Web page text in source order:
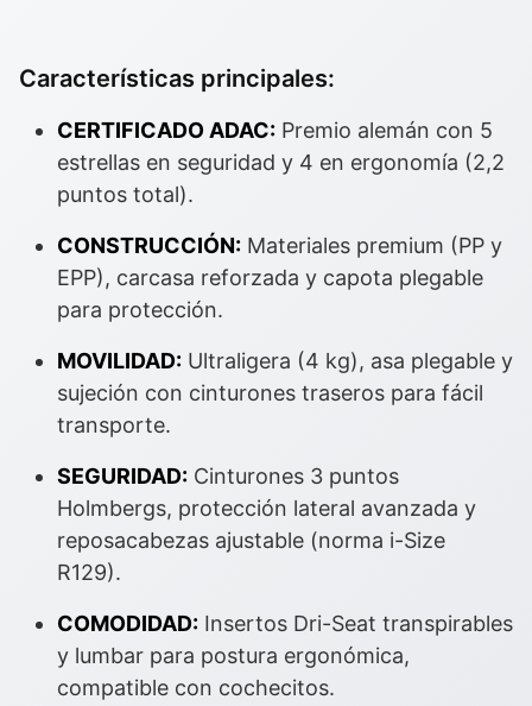
Características principales:
CERTIFICADO ADAC: Premio alemán con 5
estrellas en seguridad y 4 en ergonomía (2,2
puntos total).
CONSTRUCCIÓN: Materiales premium (PP y
EPP), carcasa reforzada y capota plegable
para protección.
MOVILIDAD: Ultraligera (4 kg), asa plegable y
sujeción con cinturones traseros para fácil
transporte.
SEGURIDAD: Cinturones 3 puntos
Holmbergs, protección lateral avanzada y
reposacabezas ajustable (norma i-Size
R129).
COMODIDAD: Insertos Dri-Seat transpirables
y lumbar para postura ergonómica,
compatible con cochecitos.